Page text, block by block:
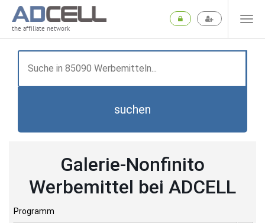
the affiliate network
suchen
Galerie-Nonfinito
Werbemittel bei ADCELL
Programm